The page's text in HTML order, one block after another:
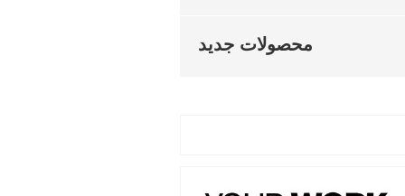
محصولات جدید